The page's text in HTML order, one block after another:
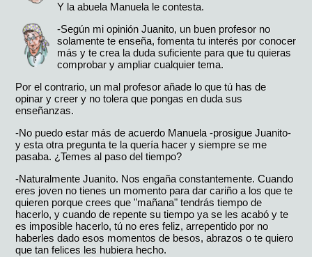
Y la abuela Manuela le contesta.
-Según mi opinión Juanito, un buen profesor no
solamente te enseña, fomenta tu interés por conocer
más y te crea la duda suficiente para que tu quieras
comprobar y ampliar cualquier tema.
Por el contrario, un mal profesor añade lo que tú has de
opinar y creer y no tolera que pongas en duda sus
enseñanzas.
-No puedo estar más de acuerdo Manuela -prosigue Juanito-
y esta otra pregunta te la quería hacer y siempre se me
pasaba. ¿Temes al paso del tiempo?
-Naturalmente Juanito. Nos engaña constantemente. Cuando
eres joven no tienes un momento para dar cariño a los que te
quieren porque crees que "mañana" tendrás tiempo de
hacerlo, y cuando de repente su tiempo ya se les acabó y te
es imposible hacerlo, tú no eres feliz, arrepentido por no
haberles dado esos momentos de besos, abrazos o te quiero
que tan felices les hubiera hecho.